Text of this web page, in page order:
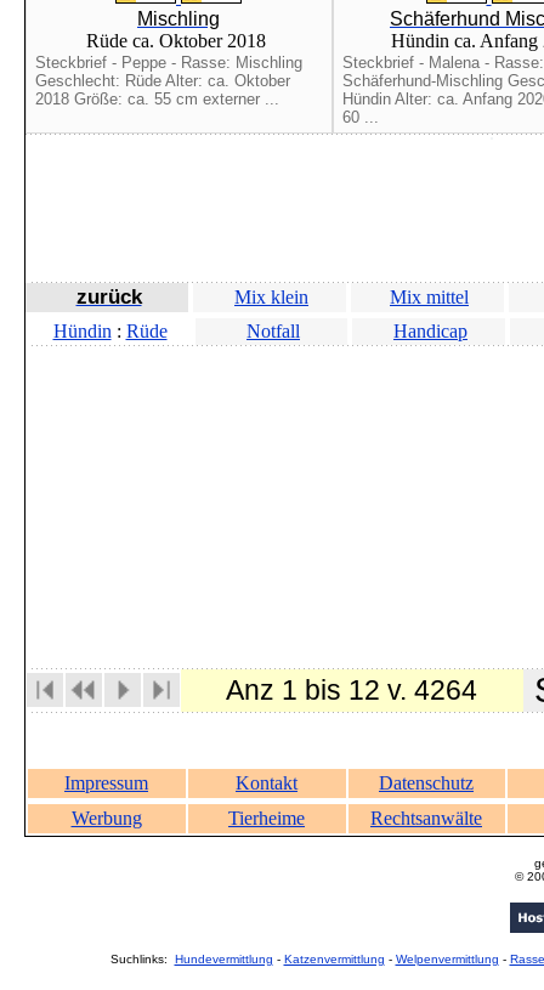
Mischling
Rüde ca. Oktober 2018
Steckbrief - Peppe - Rasse: Mischling
Geschlecht: Rüde Alter: ca. Oktober
2018 Größe: ca. 55 cm externer ...
Schäferhund
Hündin ca.
Steckbrief - Malena - Rasse:
Schäferhund-Mischling
Hündin Alter: ca. Anfang
60 ...
zurück Mix klein
Mix mittel
Hündin : Rüde Notfall Handicap
Anz 1 bis 12 v. 4264
Impressum Kontakt
Datenschutz
Werbung
Tierheime Rechtsanwälte
©
Suchlinks: Hundevermittlung - Katzenvermittlung - Welpenvermittlung -